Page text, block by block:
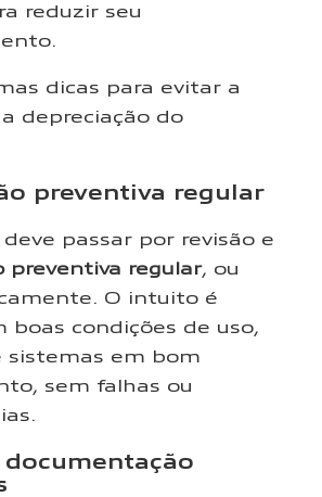
reduzir seu
dicas para evitar a
depreciação do
preventiva regular
passar por revisão e
preventiva regular, ou
O intuito é
boas condições de uso,
sistemas em bom
sem falhas ou
documentação